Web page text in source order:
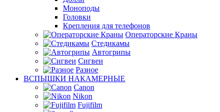
Моноподы
Головки
Крепления для телефонов
Операторские Краны
Стедикамы
Автогрипы
Сигвеи
Разное
ВСПЫШКИ НАКАМЕРНЫЕ
Canon
Nikon
Fujifilm